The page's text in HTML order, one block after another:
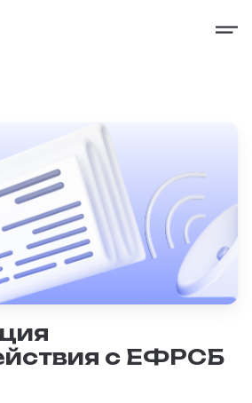
с ЕФРСБ